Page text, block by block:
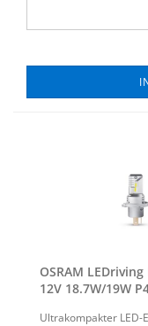
OSRAM
12V 18.7W/19W
Ul­tra­kom­pak­ter LED-​